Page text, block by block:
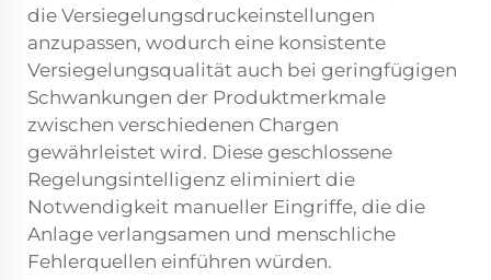
die Versiegelungsdruckeinstellungen
anzupassen, wodurch eine konsistente
Versiegelungsqualität auch bei geringfügigen
Schwankungen der Produktmerkmale
zwischen verschiedenen Chargen
gewährleistet wird. Diese geschlossene
Regelungsintelligenz eliminiert die
Notwendigkeit manueller Eingriffe, die die
Anlage verlangsamen und menschliche
Fehlerquellen einführen würden.